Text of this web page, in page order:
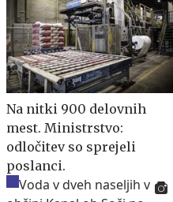
Na nitki 900 delovnih
mest. Ministrstvo:
odločitev so sprejeli
poslanci.